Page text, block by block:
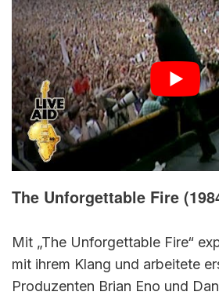
The Unforgettable Fire
Mit „The Unforgettable Fire“
mit ihrem Klang und arbeitete
Produzenten Brian Eno und